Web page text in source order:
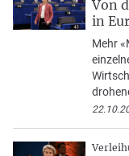
Von
in
Mehr